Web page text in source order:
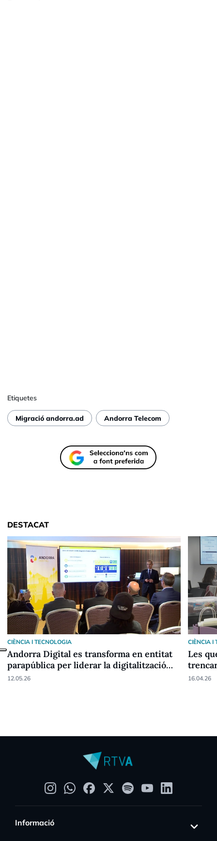
Etiquetes
Migració andorra.ad Andorra Telecom
DESTACAT
CIÈNCIA I TECNOLOGIA
Andorra Digital es transforma en entitat
parapública per liderar la digitalització
del país
12.05.26
CIÈNCIA I
Les
16.04.26
Informació